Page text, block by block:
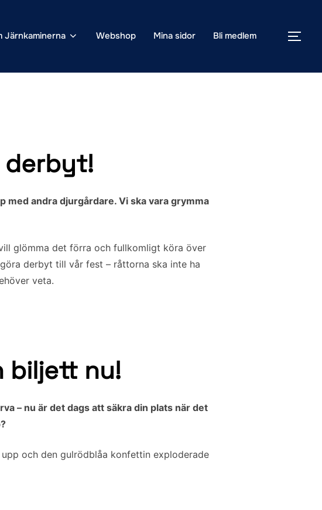
Järnkaminerna Webshop Mina sidor Bli medlem SLÅ
derbyt!
med andra djurgårdare. Vi ska vara grymma
glömma det förra och fullkomligt köra över
derbyt till vår fest – råttorna ska inte ha
veta.
biljett nu!
– nu är det dags att säkra din plats när det
och den gulrödblåa konfettin exploderade